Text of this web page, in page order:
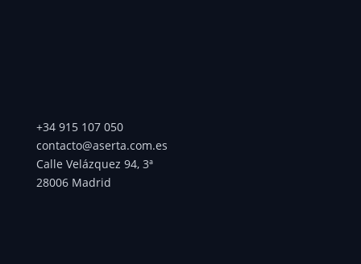
+34 915 107 050
contacto@aserta.com.es
Calle Velázquez 94, 3ª
28006 Madrid